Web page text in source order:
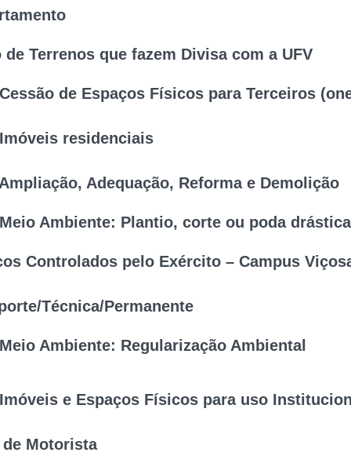
CCE e CCH.
criar novos departamentos na UFV,
Terrenos que fazem Divisa com a UFV
é subsidiar a assinatura do Reitor(a)
de Espaços Físicos para Terceiros
aos imóveis da Vila Giannetti e demais
residenciais
imóveis residenciais.
Adequação, Reforma e Demolição
espaço físico.
Ambiente: Plantio, corte ou poda
poda drástica de árvore na UFV.
Controlados pelo Exército – Campus
pela solicitação de compra, recebimento e
Campus Viçosa.
Técnica/Permanente
CCE e CCH.
Ambiente: Regularização Ambiental
e documentos relacionados a relatórios,
municipal, estadual e federal (exceto para
e Espaços Físicos para uso
de Motorista